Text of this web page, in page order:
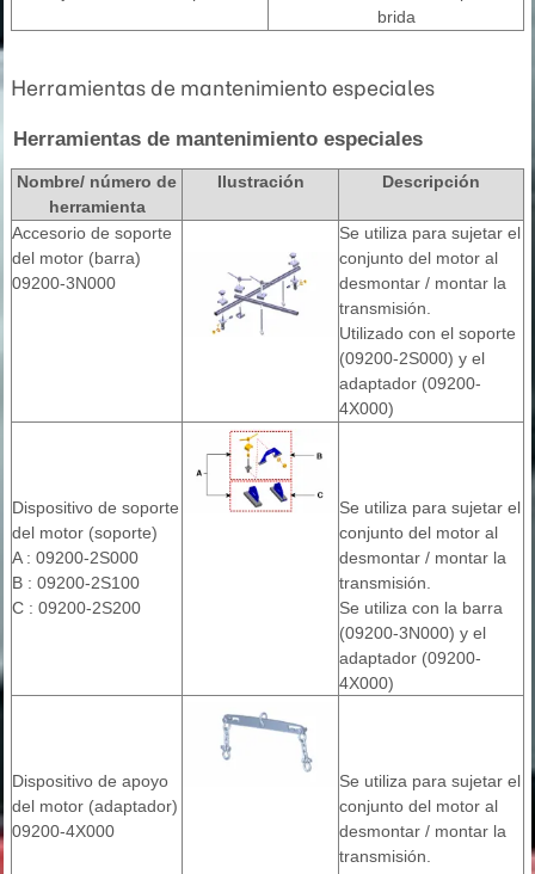
brida
Herramientas de mantenimiento especiales
Herramientas de mantenimiento especiales
Nombre/ número de
herramienta
Ilustración Descripción
Accesorio de soporte
del motor (barra)
09200-3N000
Se utiliza para sujetar el
conjunto del motor al
desmontar / montar la
transmisión.
Utilizado con el soporte
(09200-2S000) y el
adaptador (09200-
4X000)
Dispositivo de soporte
del motor (soporte)
A : 09200-2S000
B : 09200-2S100
C : 09200-2S200
Se utiliza para sujetar el
conjunto del motor al
desmontar / montar la
transmisión.
Se utiliza con la barra
(09200-3N000) y el
adaptador (09200-
4X000)
Dispositivo de apoyo
del motor (adaptador)
09200-4X000
Se utiliza para sujetar el
conjunto del motor al
desmontar / montar la
transmisión.